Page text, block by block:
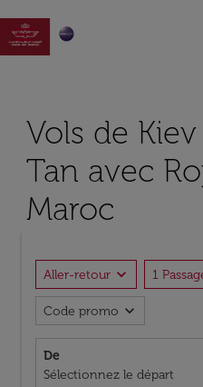

Vols de
Tan avec
Maroc
Aller-retour expand_more 1
Code promo expand_more
De
Sélectionnez le départ